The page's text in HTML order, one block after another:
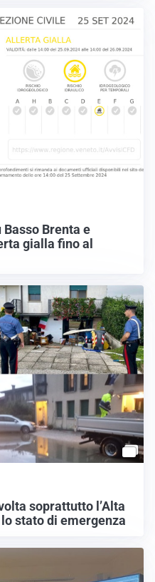
Brenta e
gialla fino al
soprattutto l’Alta
stato di emergenza